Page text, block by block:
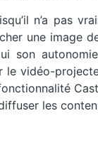
n’a pas
une image
son
le vidéo-
les